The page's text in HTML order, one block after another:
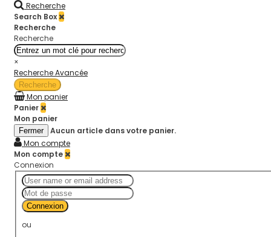
Recherche
Search Box
Recherche
Recherche
×
Recherche Avancée
Recherche
Mon panier
Panier
Mon panier
Fermer
Aucun article dans votre panier.
Mon compte
Mon compte
Connexion
Connexion
ou